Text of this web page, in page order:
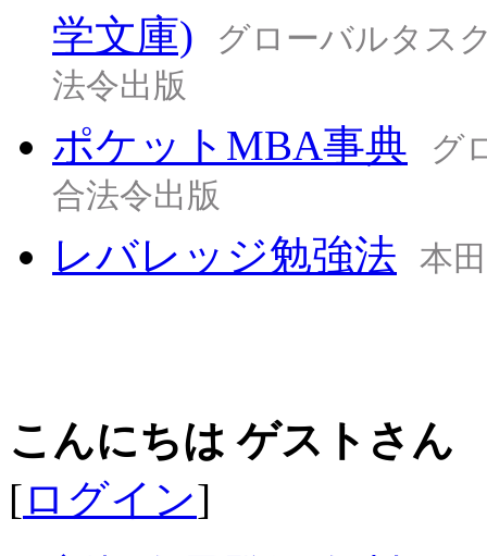
学文庫)
グローバルタス
法令出版
ポケットMBA事典
グ
合法令出版
レバレッジ勉強法
本
こんにちは ゲストさん
[ログイン]